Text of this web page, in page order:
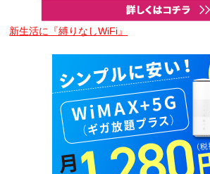
新生活に『縛りなしWiFi』